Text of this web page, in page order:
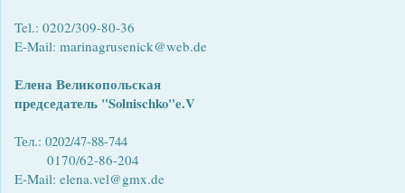
Tel.: 0202/309-80-36
E-Mail: marinagrusenick@web.de
ЕленаВеликопольская
председатель "Solnischko"e.V
Тел.: 0202/47-88-744
0170/62-86-204
E-Mail: elena.vel@gmx.de